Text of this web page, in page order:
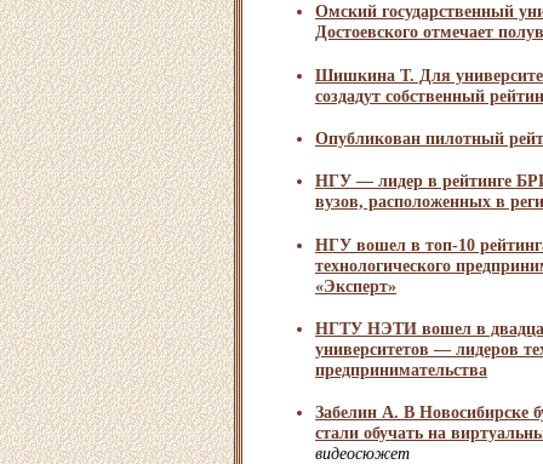
Омский государственный
Достоевского отмечает
Шишкина Т. Для
создадут собственный
Опубликован пилотный
НГУ — лидер в рейтинге
вузов, расположенных в
НГУ вошел в топ-10
технологического
«Эксперт»
НГТУ НЭТИ вошел в
университетов — лидеров
предпринимательства
Забелин А. В Новосибирске
стали обучать на
видеосюжет